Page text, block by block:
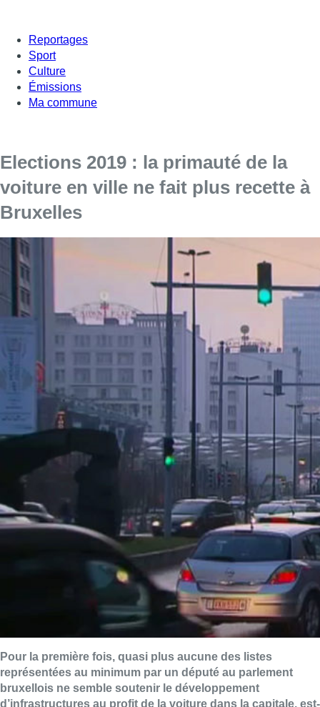
Reportages
Sport
Culture
Émissions
Ma commune
Elections 2019 : la primauté de la
voiture en ville ne fait plus recette à
Bruxelles
Pour la première fois, quasi plus aucune des listes
représentées au minimum par un député au parlement
bruxellois ne semble soutenir le développement
d’infrastructures au profit de la voiture dans la capitale, est-